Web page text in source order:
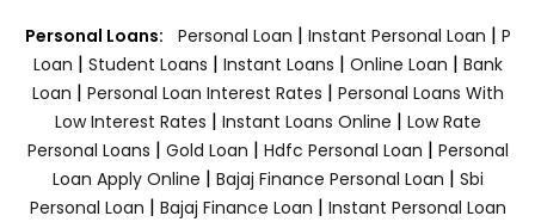
Personal Loans: Personal Loan | Instant Personal Loan | P
Loan | Student Loans | Instant Loans | Online Loan | Bank
Loan | Personal Loan Interest Rates | Personal Loans With
Low Interest Rates | Instant Loans Online | Low Rate
Personal Loans | Gold Loan | Hdfc Personal Loan | Personal
Loan Apply Online | Bajaj Finance Personal Loan | Sbi
Personal Loan | Bajaj Finance Loan | Instant Personal Loan